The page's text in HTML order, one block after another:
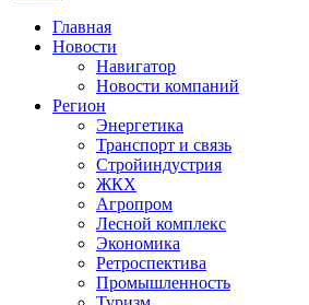
Главная
Новости
Навигатор
Новости компаний
Регион
Энергетика
Транспорт и связь
Стройиндустрия
ЖКХ
Агропром
Лесной комплекс
Экономика
Ретроспектива
Промышленность